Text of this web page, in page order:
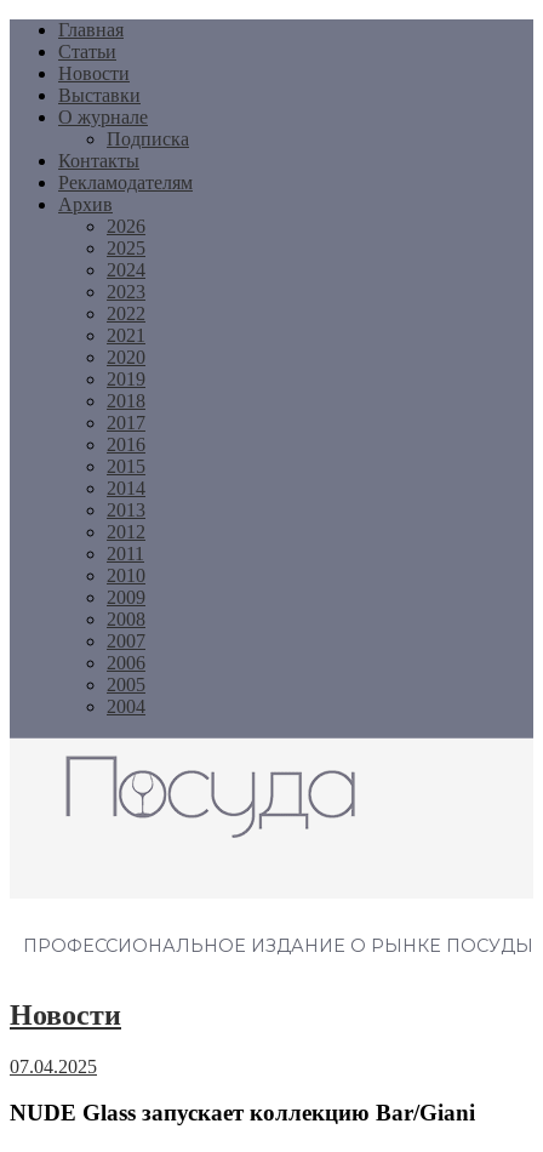
Перейти
содержимому
Главная
Статьи
Новости
Выставки
О журнале
Подписка
Контакты
Рекламодателям
Архив
2026
2025
2024
2023
2022
2021
2020
2019
2018
2017
2016
2015
2014
2013
2012
2011
2010
2009
2008
2007
2006
2005
2004
ПРОФЕССИОНАЛЬНОЕ ИЗДАНИЕ О РЫНКЕ ПОСУДЫ
Новости
07.04.2025
NUDE Glass запускает коллекцию Bar/Giani